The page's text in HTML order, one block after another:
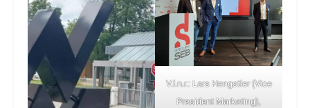
V.l.n.r.: Lars Hengstler (Vice
President Marketing),